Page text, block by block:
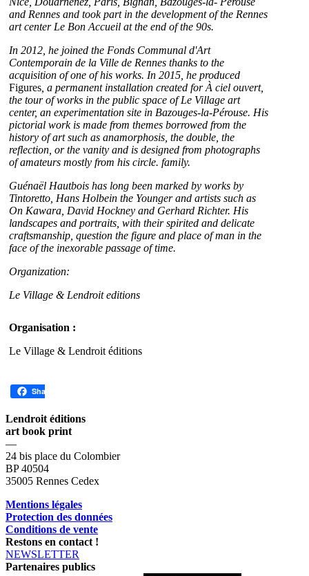
and Rennes and took part in the development of the Rennes
art center Le Bon Accueil at the end of the 90s.
In 2012, he joined the Fonds Communal d'Art
Contemporain de la Ville de Rennes thanks to the
acquisition of one of his works. In 2015, he produced
Figures, a permanent installation created for À ciel ouvert,
the tour of works in the public space of Le Village art
center, an experimentation site in Bazouges-la-Pérouse. His
pictorial work is made from themes borrowed from the
history of art such as anamorphosis, the double, the
reflection, or the vanity and is designed from photographs
of amateurs mostly from his circle. family.
Guénaël Hautbois has long been marked by works by
Tintoretto, Hans Holbein the Younger and artists such as
On Kawara, David Hockney and Gerhard Richter. His
landscapes and portraits, with their spirited and delicate
craftsmanship, question the figure and place of man in the
face of the inexorable passage of time.
Organization:
Le Village & Lendroit editions
Organisation :
Le Village & Lendroit éditions
Share
Lendroit éditions
art book print
—
24 bis place du Colombier
BP 40504
35005 Rennes Cedex
Mentions légales
Protection des données
Conditions de vente
Restons en contact !
NEWSLETTER
Partenaires publics